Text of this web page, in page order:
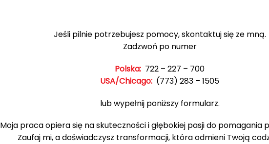
Jeśli pilnie potrzebujesz pomocy, skontaktuj się ze mną.
Zadzwoń po numer
Polska: 722 – 227 – 700
USA/Chicago: (773) 283 – 1505
lub wypełnij poniższy formularz.
Moja praca opiera się na skuteczności i głębokiej pasji do pomagania
Zaufaj mi, a doświadczysz transformacji, która odmieni Twoją